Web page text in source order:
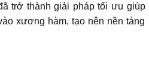
trở thành giải pháp tối ưu giúp
xương hàm, tạo nên nền tảng